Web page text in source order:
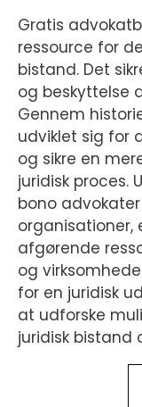
Gratis
ressource for
bistand. Det
og beskyttelse
Gennem
udviklet sig for
og sikre en
juridisk proces.
bono
organisationer,
afgørende
og
for en juridisk
at udforske
juridisk